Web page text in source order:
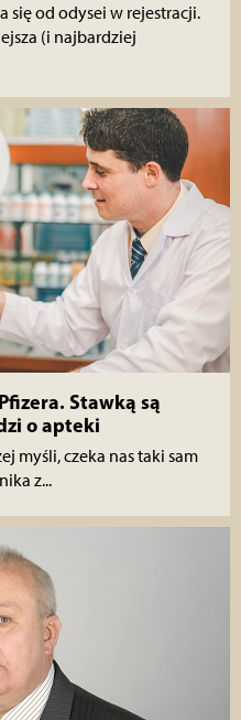
się od odysei w rejestracji.
(i najbardziej
Stawką są
o apteki
myśli, czeka nas taki sam
z...